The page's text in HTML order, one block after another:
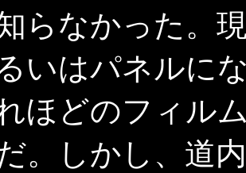
10月21日 沿線風景 根
大楽毛駅ほかの写真を
年8月22日
年8月10日 沿線風景 室
、長沼公園の夕張鉄
らなかった。
いはパネルに
ほどのフィル
。しかし、道